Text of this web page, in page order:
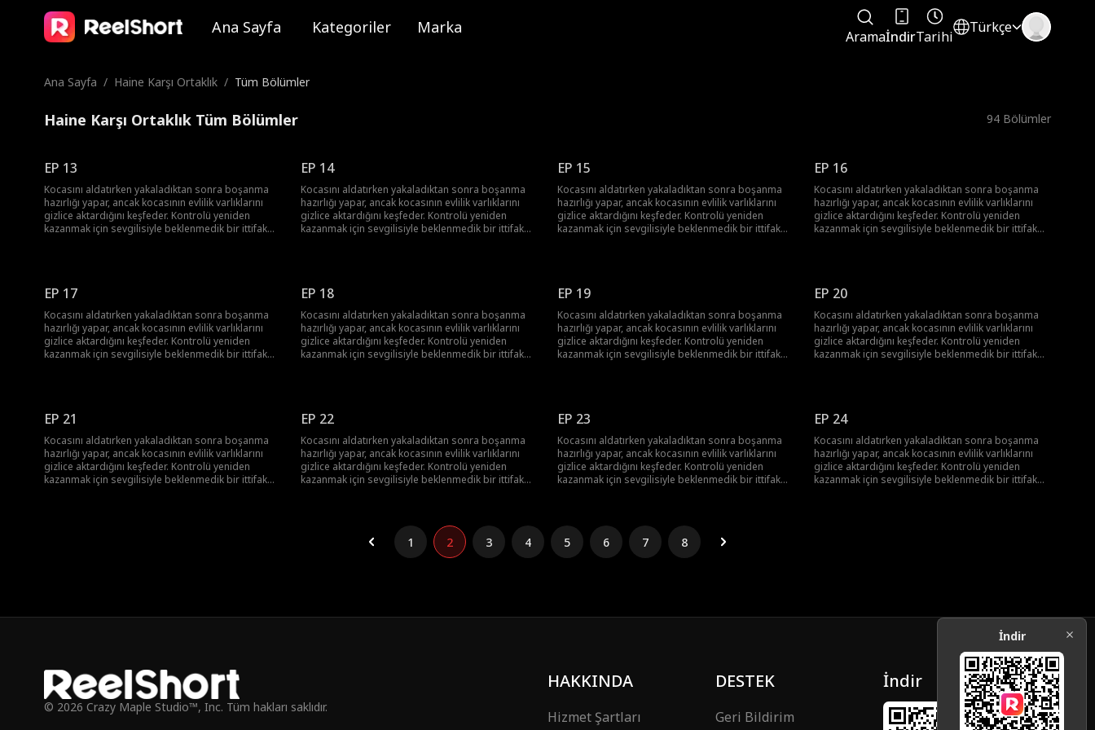
Ana Sayfa Kategoriler Marka AramaİndirTarihi
Türkçe
Ana Sayfa / Haine Karşı Ortaklık / Tüm Bölümler
Haine Karşı Ortaklık Tüm Bölümler 94 Bölümler
EP 13
Kocasını aldatırken yakaladıktan sonra boşanma
hazırlığı yapar, ancak kocasının evlilik varlıklarını
gizlice aktardığını keşfeder. Kontrolü yeniden
kazanmak için sevgilisiyle beklenmedik bir ittifak
EP 14
Kocasını aldatırken yakaladıktan sonra boşanma
hazırlığı yapar, ancak kocasının evlilik varlıklarını
gizlice aktardığını keşfeder. Kontrolü yeniden
kazanmak için sevgilisiyle beklenmedik bir ittifak
EP 15
Kocasını aldatırken yakaladıktan sonra boşanma
hazırlığı yapar, ancak kocasının evlilik varlıklarını
gizlice aktardığını keşfeder. Kontrolü yeniden
kazanmak için sevgilisiyle beklenmedik bir ittifak
EP 16
Kocasını aldatırken yakaladıktan sonra boşanma
hazırlığı yapar, ancak kocasının evlilik varlıklarını
gizlice aktardığını keşfeder. Kontrolü yeniden
kazanmak için sevgilisiyle beklenmedik bir ittifak
EP 17
Kocasını aldatırken yakaladıktan sonra boşanma
hazırlığı yapar, ancak kocasının evlilik varlıklarını
gizlice aktardığını keşfeder. Kontrolü yeniden
kazanmak için sevgilisiyle beklenmedik bir ittifak
EP 18
Kocasını aldatırken yakaladıktan sonra boşanma
hazırlığı yapar, ancak kocasının evlilik varlıklarını
gizlice aktardığını keşfeder. Kontrolü yeniden
kazanmak için sevgilisiyle beklenmedik bir ittifak
EP 19
Kocasını aldatırken yakaladıktan sonra boşanma
hazırlığı yapar, ancak kocasının evlilik varlıklarını
gizlice aktardığını keşfeder. Kontrolü yeniden
kazanmak için sevgilisiyle beklenmedik bir ittifak
EP 20
Kocasını aldatırken yakaladıktan sonra boşanma
hazırlığı yapar, ancak kocasının evlilik varlıklarını
gizlice aktardığını keşfeder. Kontrolü yeniden
kazanmak için sevgilisiyle beklenmedik bir ittifak
EP 21
Kocasını aldatırken yakaladıktan sonra boşanma
hazırlığı yapar, ancak kocasının evlilik varlıklarını
gizlice aktardığını keşfeder. Kontrolü yeniden
kazanmak için sevgilisiyle beklenmedik bir ittifak
EP 22
Kocasını aldatırken yakaladıktan sonra boşanma
hazırlığı yapar, ancak kocasının evlilik varlıklarını
gizlice aktardığını keşfeder. Kontrolü yeniden
kazanmak için sevgilisiyle beklenmedik bir ittifak
EP 23
Kocasını aldatırken yakaladıktan sonra boşanma
hazırlığı yapar, ancak kocasının evlilik varlıklarını
gizlice aktardığını keşfeder. Kontrolü yeniden
kazanmak için sevgilisiyle beklenmedik bir ittifak
EP 24
Kocasını aldatırken yakaladıktan sonra boşanma
hazırlığı yapar, ancak kocasının evlilik varlıklarını
gizlice aktardığını keşfeder. Kontrolü yeniden
kazanmak için sevgilisiyle beklenmedik bir ittifak
1 2 3 4 5 6 7 8
© 2026 Crazy Maple Studio™, Inc. Tüm hakları saklıdır.
HAKKINDA
Hizmet Şartları
DESTEK
Geri Bildirim
İndir
İndir